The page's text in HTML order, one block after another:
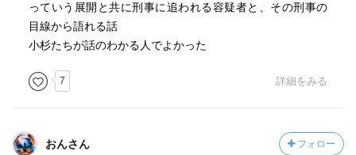
っていう展開と共に刑事に追われる容疑者と、その刑事の
目線から語れる話
小杉たちが話のわかる人でよかった
7 詳細をみる
おんさん フォロー